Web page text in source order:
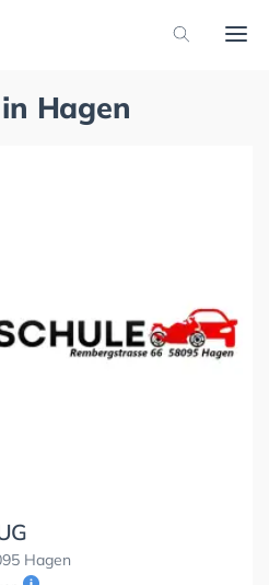
Hagen
Hagen